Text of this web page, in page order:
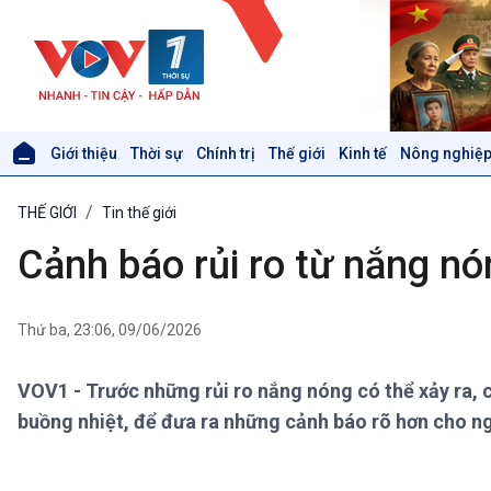
Giới thiệu Thời sự Chính trị Thế giới Kinh tế Nông
Thời sự 12h
Thời sự 18h
THẾ GIỚI Tin thế giới
Cảnh báo rủi ro từ nắng
Thứ ba, 23:06, 09/06/2026
VOV1 - Trước những rủi ro nắng nóng có thể xảy
buồng nhiệt, để đưa ra những cảnh báo rõ hơn cho